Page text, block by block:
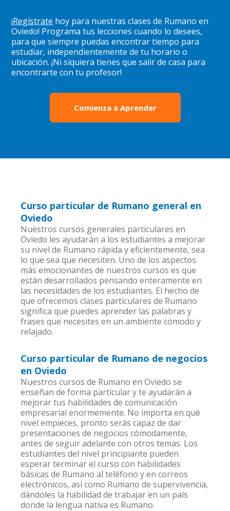
¡Regístrate hoy para nuestras clases de Rumano en
Oviedo! Programa tus lecciones cuando lo desees,
para que siempre puedas encontrar tiempo para
estudiar, independientemente de tu horario o
ubicación. ¡Ni siquiera tienes que salir de casa para
encontrarte con tu profesor!
Comienza a Aprender
Curso particular de Rumano general en
Oviedo
Nuestros cursos generales particulares en
Oviedo les ayudarán a los estudiantes a mejorar
su nivel de Rumano rápida y eficientemente, sea
lo que sea que necesiten. Uno de los aspectos
más emocionantes de nuestros cursos es que
están desarrollados pensando enteramente en
las necesidades de los estudiantes. El hecho de
que ofrecemos clases particulares de Rumano
significa que puedes aprender las palabras y
frases que necesites en un ambiente cómodo y
relajado.
Curso particular de Rumano de negocios
en Oviedo
Nuestros cursos de Rumano en Oviedo se
enseñan de forma particular y te ayudarán a
mejorar tus habilidades de comunicación
empresarial enormemente. No importa en qué
nivel empieces, pronto serás capaz de dar
presentaciones de negocios cómodamente,
antes de seguir adelante con otros temas. Los
estudiantes del nivel principiante pueden
esperar terminar el curso con habilidades
básicas de Rumano al teléfono y en correos
electrónicos, así como Rumano de supervivencia,
dándoles la habilidad de trabajar en un país
donde la lengua nativa es Rumano.